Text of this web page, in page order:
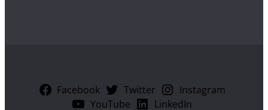
Facebook Twitter
Instagram
YouTube
LinkedIn